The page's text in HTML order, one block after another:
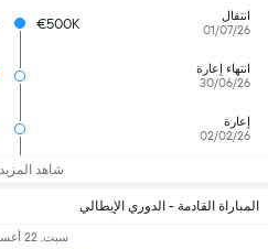
المباراة القادمة - الدوري الإيطالي
سبت, 22 أغسطس
انتقال
01/07/26
€500K
انتهاء إعارة
30/06/26
إعارة
02/02/26
شاهد المزيد